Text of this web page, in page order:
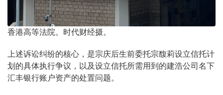
香港高等法院。时代财经摄。
上述诉讼纠纷的核心，是宗庆后生前委托宗馥莉设立信托计
划的具体执行争议，以及设立信托所需用到的建浩公司名下
汇丰银行账户资产的处置问题。